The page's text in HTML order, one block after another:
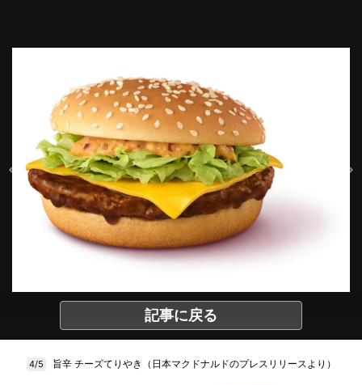
記事に戻る
4/5 旨辛 チーズてりやき（日本マクドナルドのプレスリリースより）